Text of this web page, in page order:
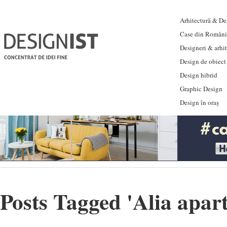
Arhitectură &
Case din
Designeri &
Design de obiect
Design hibrid
Graphic Design
Design în oraș
Posts Tagged 'Alia